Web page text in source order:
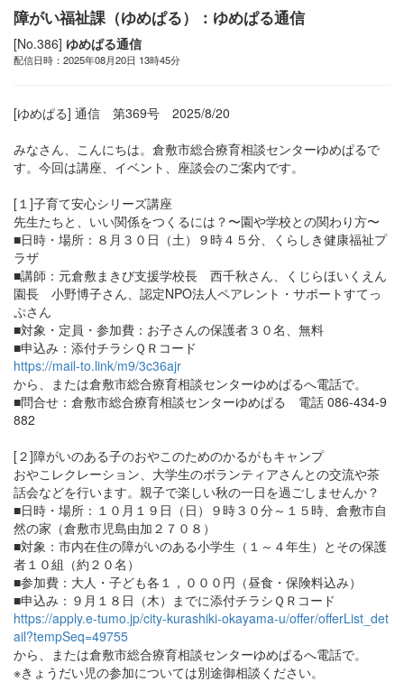
障がい福祉課（ゆめぱる）：ゆめぱる通信
[No.386] ゆめぱる通信
配信日時：2025年08月20日 13時45分
[ゆめぱる] 通信 第369号 2025/8/20
みなさん、こんにちは。倉敷市総合療育相談センターゆめぱるで
す。今回は講座、イベント、座談会のご案内です。
[１]子育て安心シリーズ講座
先生たちと、いい関係をつくるには？〜園や学校との関わり方〜
■日時・場所：８月３０日（土）９時４５分、くらしき健康福祉プ
ラザ
■講師：元倉敷まきび支援学校長 西千秋さん、くじらほいくえん
園長 小野博子さん、認定NPO法人ペアレント・サポートすてっ
ぷさん
■対象・定員・参加費：お子さんの保護者３０名、無料
■申込み：添付チラシＱＲコード
https://mail-to.link/m9/3c36ajr
から、または倉敷市総合療育相談センターゆめぱるへ電話で。
■問合せ：倉敷市総合療育相談センターゆめぱる 電話 086-434-9
882
[２]障がいのある子のおやこのためのかるがもキャンプ
おやこレクレーション、大学生のボランティアさんとの交流や茶
話会などを行います。親子で楽しい秋の一日を過ごしませんか？
■日時・場所：１０月１９日（日）９時３０分～１５時、倉敷市自
然の家（倉敷市児島由加２７０８）
■対象：市内在住の障がいのある小学生（１～４年生）とその保護
者１０組（約２０名）
■参加費：大人・子ども各１，０００円（昼食・保険料込み）
■申込み：９月１８日（木）までに添付チラシＱＲコード
https://apply.e-tumo.jp/city-kurashiki-okayama-u/offer/offerList_det
ail?tempSeq=49755
から、または倉敷市総合療育相談センターゆめぱるへ電話で。
※きょうだい児の参加については別途御相談ください。